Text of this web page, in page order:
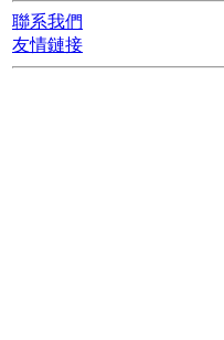
聯系我們
友情鏈接